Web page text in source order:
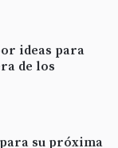
ideas para
de los
su próxima